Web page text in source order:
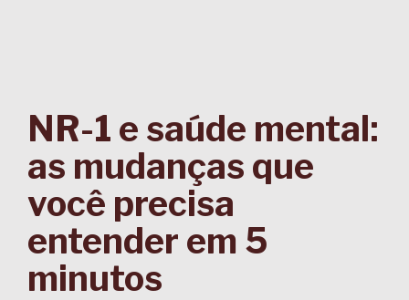
NR-1 e saúde mental:
as mudanças que
você precisa
entender em 5
minutos